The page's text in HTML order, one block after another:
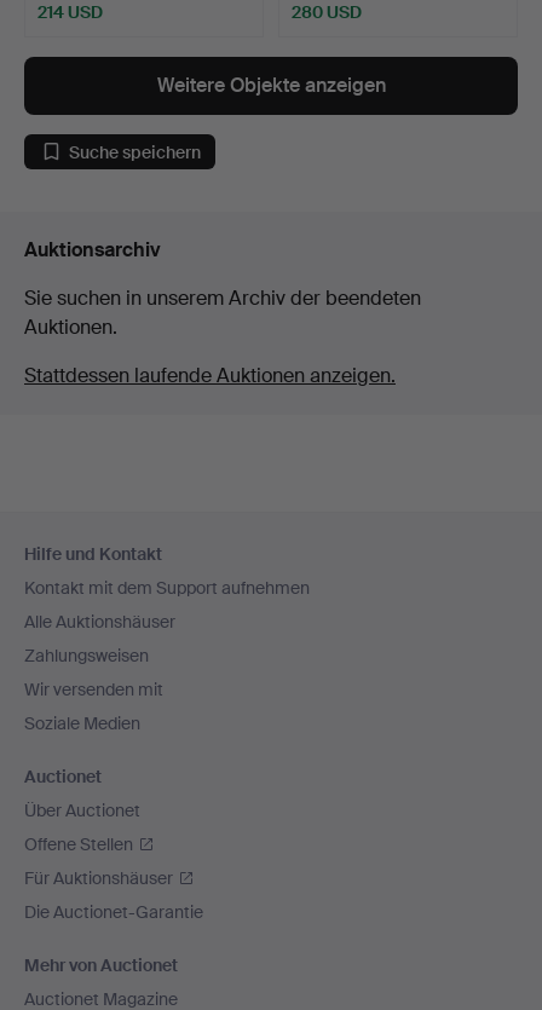
214 USD 280 USD
Weitere Objekte anzeigen
Suche speichern
Auktionsarchiv
Sie suchen in unserem Archiv der beendeten
Auktionen.
Stattdessen laufende Auktionen anzeigen.
Navigation
Hilfe und Kontakt
Kontakt mit dem Support aufnehmen
Alle Auktionshäuser
Zahlungsweisen
Wir versenden mit
Soziale Medien
Auctionet
Über Auctionet
Offene Stellen
Für Auktionshäuser
Die Auctionet-Garantie
Mehr von Auctionet
Auctionet Magazine